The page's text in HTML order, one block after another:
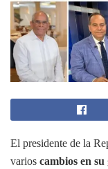
El presidente de la
varios cambios en su